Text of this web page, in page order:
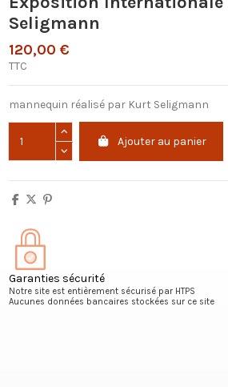
Seligmann
120,00 €
TTC
mannequin réalisé par Kurt Seligmann
Ajouter au panier
Garanties sécurité
Notre site est entièrement sécurisé par HTPS
Aucunes données bancaires stockées sur ce site